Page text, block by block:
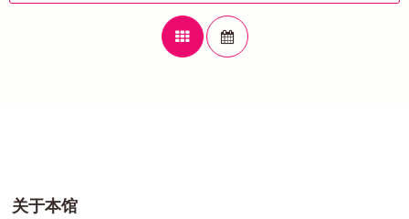
关于本馆